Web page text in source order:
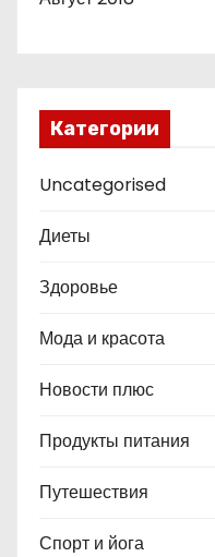
Категории
Uncategorised
Диеты
Здоровье
Мода и красота
Новости плюс
Продукты питания
Путешествия
Спорт и йога